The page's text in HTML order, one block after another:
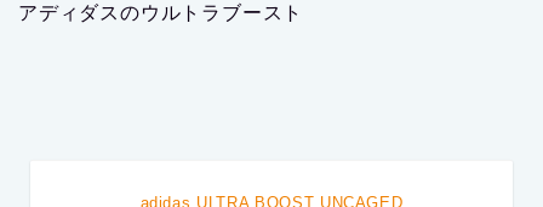
アディダスのウルトラブースト
adidas ULTRA BOOST UNCAGED